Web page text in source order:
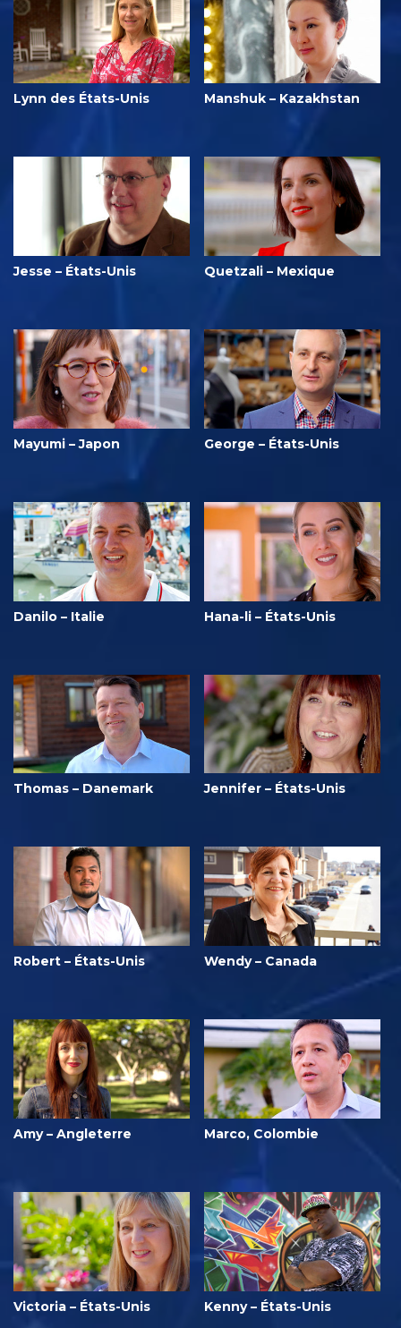
Lynn des États-Unis Manshuk – Kazakhstan
Jesse – États-Unis Quetzali – Mexique
Mayumi – Japon George – États-Unis
Danilo – Italie Hana-li – États-Unis
Thomas – Danemark Jennifer – États-Unis
Robert – États-Unis Wendy – Canada
Amy – Angleterre Marco, Colombie
Victoria – États-Unis Kenny – États-Unis